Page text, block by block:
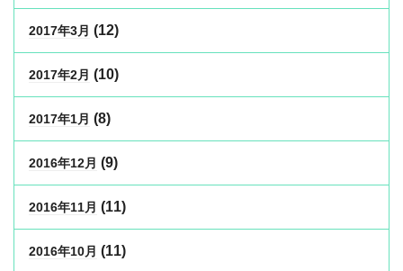
2017年3月 (12)
2017年2月 (10)
2017年1月 (8)
2016年12月 (9)
2016年11月 (11)
2016年10月 (11)